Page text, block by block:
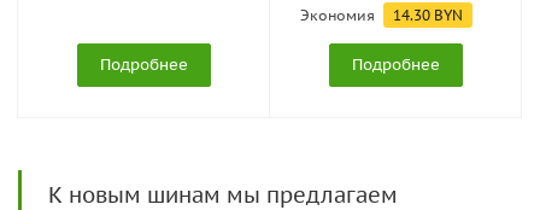
Подробнее
Экономия 14.30 BYN
Подробнее
К новым шинам мы предлагаем